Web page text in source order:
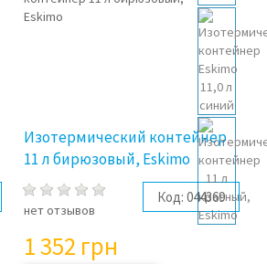
Изотермический контейнер
11 л бирюзовый, Eskimo
нет отзывов
Код: 044369
1 352 грн